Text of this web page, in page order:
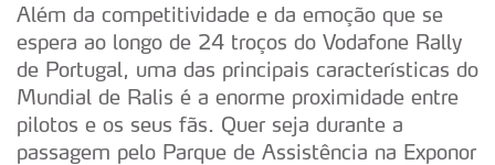
Além da competitividade e da emoção que se
espera ao longo de 24 troços do Vodafone Rally
de Portugal, uma das principais características do
Mundial de Ralis é a enorme proximidade entre
pilotos e os seus fãs. Quer seja durante a
passagem pelo Parque de Assistência na Exponor